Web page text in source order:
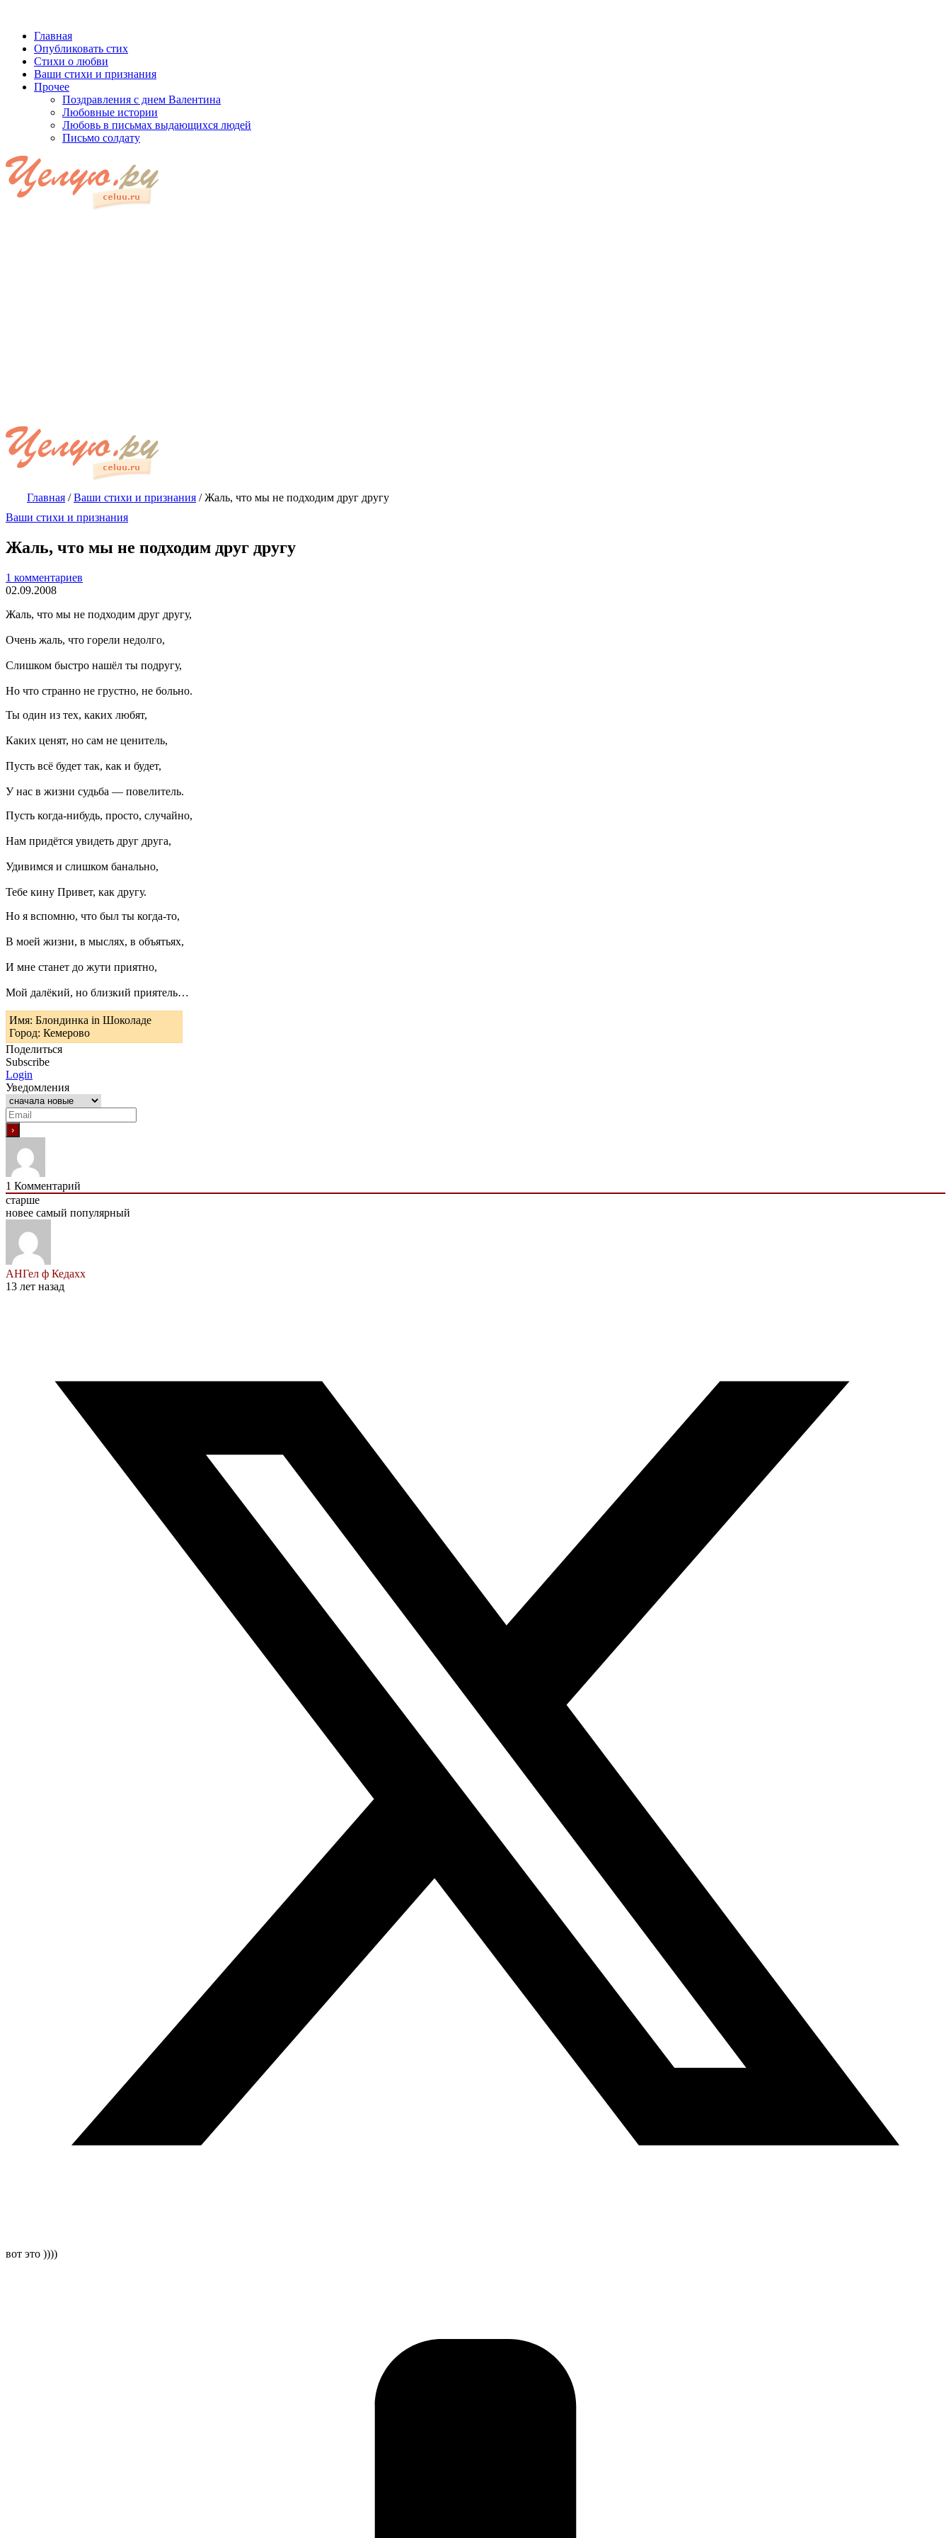
Главная
Опубликовать стих
Стихи о любви
Ваши стихи и признания
Прочее
Поздравления с днем Валентина
Любовные истории
Любовь в письмах выдающихся людей
Письмо солдату
Главная /Ваши стихи и признания /Жаль, что мы не подходим друг другу
Ваши стихи и признания
Жаль, что мы не подходим друг другу
1 комментариев
02.09.2008
Жаль, что мы не подходим друг другу,
Очень жаль, что горели недолго,
Слишком быстро нашёл ты подругу,
Но что странно не грустно, не больно.
Ты один из тех, каких любят,
Каких ценят, но сам не ценитель,
Пусть всё будет так, как и будет,
У нас в жизни судьба — повелитель.
Пусть когда-нибудь, просто, случайно,
Нам придётся увидеть друг друга,
Удивимся и слишком банально,
Тебе кину Привет, как другу.
Но я вспомню, что был ты когда-то,
В моей жизни, в мыслях, в объятьях,
И мне станет до жути приятно,
Мой далёкий, но близкий приятель…
Имя: Блондинка in Шоколаде
Город: Кемерово
Поделиться
Subscribe
Login
Уведомления
1 Комментарий
старше
новее самый популярный
АНГел ф Кедахх
13 лет назад
вот это ))))